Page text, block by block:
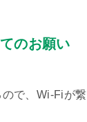
のお願い
で、Wi-Fiが